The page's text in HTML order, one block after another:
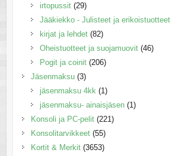
irtopussit (29)
Jääkiekko - Julisteet ja erikoistuotteet
kirjat ja lehdet (82)
Oheistuotteet ja suojamuovit (46)
Pogit ja coinit (206)
Jäsenmaksu (3)
jäsenmaksu 4kk (1)
jäsenmaksu- ainaisjäsen (1)
Konsoli ja PC-pelit (221)
Konsolitarvikkeet (55)
Kortit & Merkit (3653)